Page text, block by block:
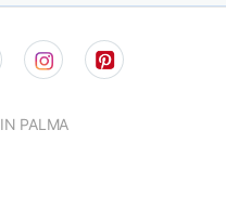
IN PALMA